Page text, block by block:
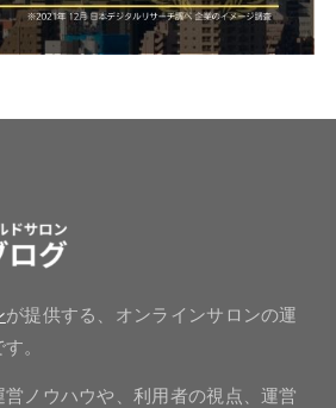
が提供する、オンラインサロンの運
。
ノウハウや、利用者の視点、運営